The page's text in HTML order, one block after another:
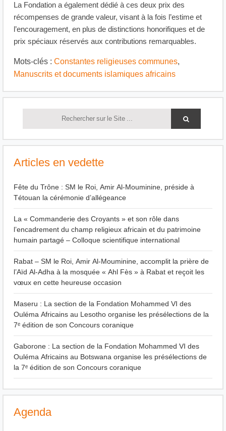
La Fondation a également dédié à ces deux prix des
récompenses de grande valeur, visant à la fois l’estime et
l’encouragement, en plus de distinctions honorifiques et de
prix spéciaux réservés aux contributions remarquables.
Mots-clés : Constantes religieuses communes,
Manuscrits et documents islamiques africains
Articles en vedette
Fête du Trône : SM le Roi, Amir Al-Mouminine, préside à
Tétouan la cérémonie d’allégeance
La « Commanderie des Croyants » et son rôle dans
l’encadrement du champ religieux africain et du patrimoine
humain partagé – Colloque scientifique international
Rabat – SM le Roi, Amir Al-Mouminine, accomplit la prière de
l’Aïd Al-Adha à la mosquée « Ahl Fès » à Rabat et reçoit les
vœux en cette heureuse occasion
Maseru : La section de la Fondation Mohammed VI des
Ouléma Africains au Lesotho organise les présélections de la
7ᵉ édition de son Concours coranique
Gaborone : La section de la Fondation Mohammed VI des
Ouléma Africains au Botswana organise les présélections de
la 7ᵉ édition de son Concours coranique
Agenda